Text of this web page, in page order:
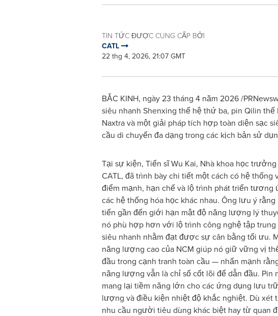
TIN TỨC ĐƯỢC CUNG CẤP BỞI
CATL
22 thg 4, 2026, 21:07 GMT
BẮC KINH, ngày 23 tháng 4 năm 2026 /
siêu nhanh Shenxing thế hệ thứ ba, pin Qilin
Naxtra và một giải pháp tích hợp toàn diện sạc
cầu di chuyển đa dạng trong các kịch bản sử
Tại sự kiện, Tiến sĩ Wu Kai, Nhà khoa học trưởng
CATL, đã trình bày chi tiết một cách có hệ thống
điểm mạnh, hạn chế và lộ trình phát triển tương
các hệ thống hóa học khác nhau. Ông lưu ý rằng
tiến gần đến giới hạn mật độ năng lượng lý
nó phù hợp hơn với lộ trình công nghệ tập trung
siêu nhanh nhằm đạt được sự cân bằng tối ưu.
năng lượng cao của NCM giúp nó giữ vững vị
đầu trong cạnh tranh toàn cầu — nhấn mạnh
năng lượng vẫn là chỉ số cốt lõi để dẫn đầu. Pin
mang lại tiềm năng lớn cho các ứng dụng lưu
lượng và điều kiện nhiệt độ khắc nghiệt. Dù xét
nhu cầu người tiêu dùng khác biệt hay từ quan